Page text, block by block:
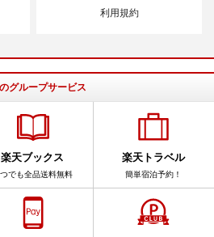
利用規約
グループサービス
楽天ブックス
でも全品送料無料
楽天トラベル
簡単宿泊予約！